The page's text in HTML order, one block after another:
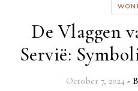
De Vlaggen
Servië:
October 7, 2024 -